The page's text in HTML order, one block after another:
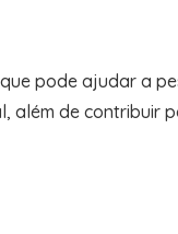
pode ajudar a
além de